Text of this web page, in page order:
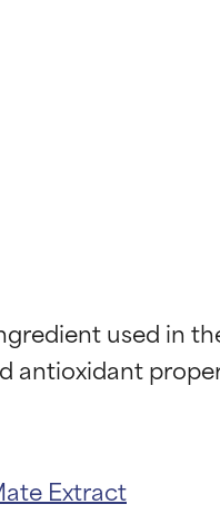
used in
Extract